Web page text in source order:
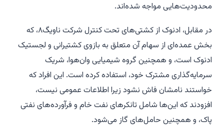
محدودیت‌هایی مواجه شده‌اند.
در مقابل، ادنوک از کشتی‌های تحت کنترل شرکت ناویگ۸، که
بخش عمده‌ای از سهام آن متعلق به بازوی کشتیرانی و لجستیک
ادنوک است، و همچنین گروه شیمیایی وان‌هوا، شریک
سرمایه‌گذاری مشترک خود، استفاده کرده است. این افراد که
خواستند نامشان فاش نشود زیرا اطلاعات عمومی نیست،
افزودند که این‌ها شامل تانکرهای نفت خام و فرآورده‌های نفتی
پاک، و همچنین حامل‌های گاز می‌شود.